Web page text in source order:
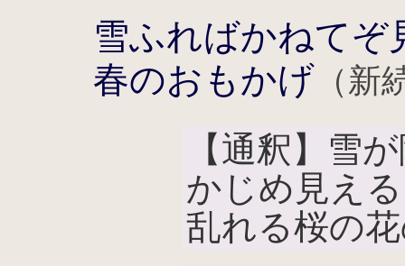
雪ふればかねてぞ
春のおもかげ （新
【通釈】雪
かじめ見え
乱れる桜の